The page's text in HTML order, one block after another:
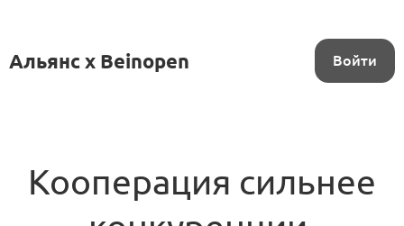
Альянс x Beinopen Войти
Кооперация сильнее